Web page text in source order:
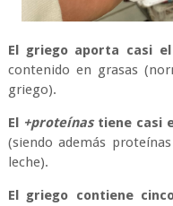
El griego aporta casi
contenido en grasas
griego).
El +proteínastiene casi
(siendo además
leche).
El griego contiene